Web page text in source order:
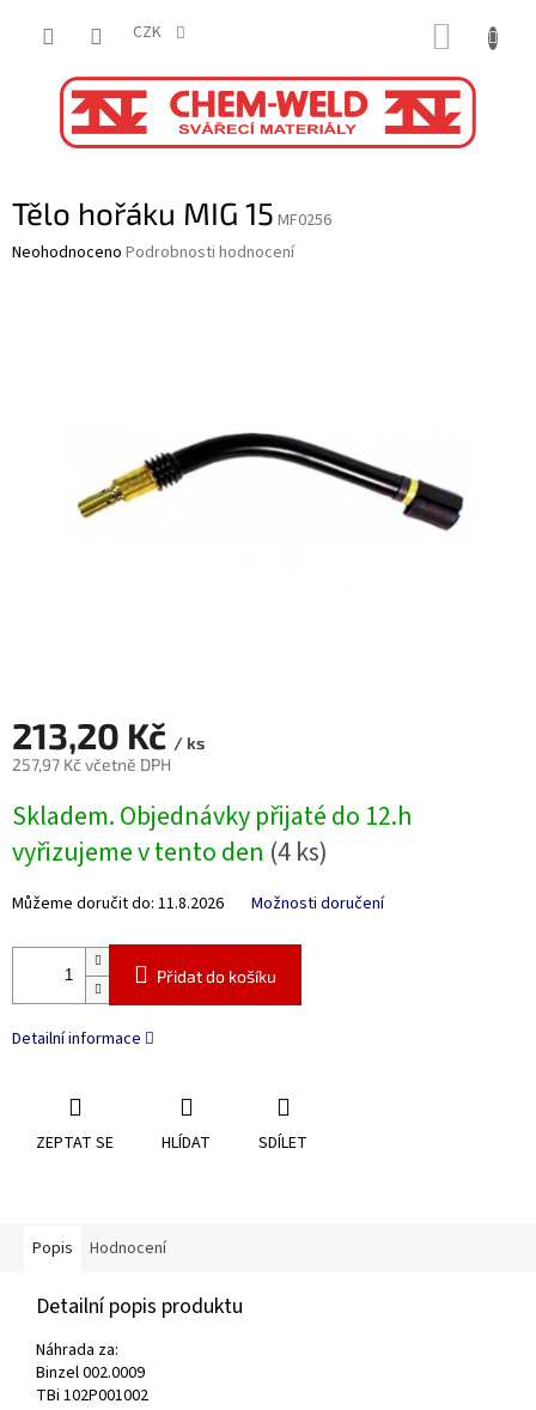
CZK
Tělo hořáku MIG 15 MF0256
Průměrné
Neohodnoceno Podrobnosti hodnocení
213,20 Kč / ks
257,97 Kč včetně DPH
cena:
Skladem. Objednávky přijaté do 12.h
vyřizujeme v tento den (4 ks)
Můžeme doručit do: 11.8.2026 Možnosti doručení
Přidat do košíku
Detailní informace
ZEPTAT SE HLÍDAT SDÍLET
Popis Hodnocení
Detailní popis produktu
Náhrada za:
Binzel 002.0009
TBi 102P001002